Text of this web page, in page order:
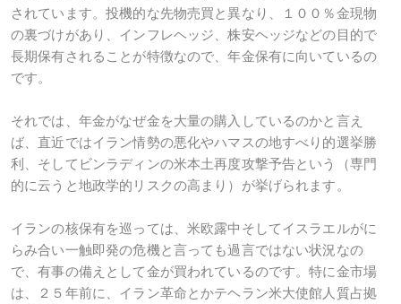
されています。投機的な先物売買と異なり、１００％金現物
の裏づけがあり、インフレヘッジ、株安ヘッジなどの目的で
長期保有されることが特徴なので、年金保有に向いているの
です。
それでは、年金がなぜ金を大量の購入しているのかと言え
ば、直近ではイラン情勢の悪化やハマスの地すべり的選挙勝
利、そしてビンラディンの米本土再度攻撃予告という（専門
的に云うと地政学的リスクの高まり）が挙げられます。
イランの核保有を巡っては、米欧露中そしてイスラエルがに
らみ合い一触即発の危機と言っても過言ではない状況なの
で、有事の備えとして金が買われているのです。特に金市場
は、２５年前に、イラン革命とかテヘラン米大使館人質占拠